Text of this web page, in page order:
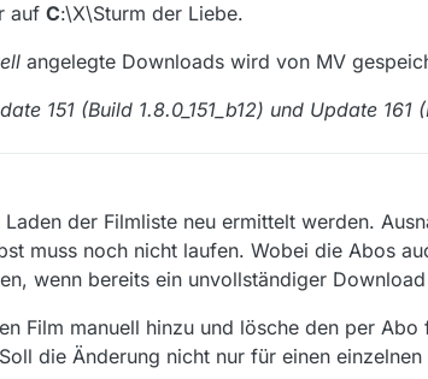
auf C:\X\Sturm der Liebe.
angelegte Downloads wird von MV
151 (Build 1.8.0_151_b12) und Update 161
der Filmliste neu ermittelt werden.
muss noch nicht laufen. Wobei die Abos
wenn bereits ein unvollständiger
Film manuell hinzu und lösche den per Abo
die Änderung nicht nur für einen